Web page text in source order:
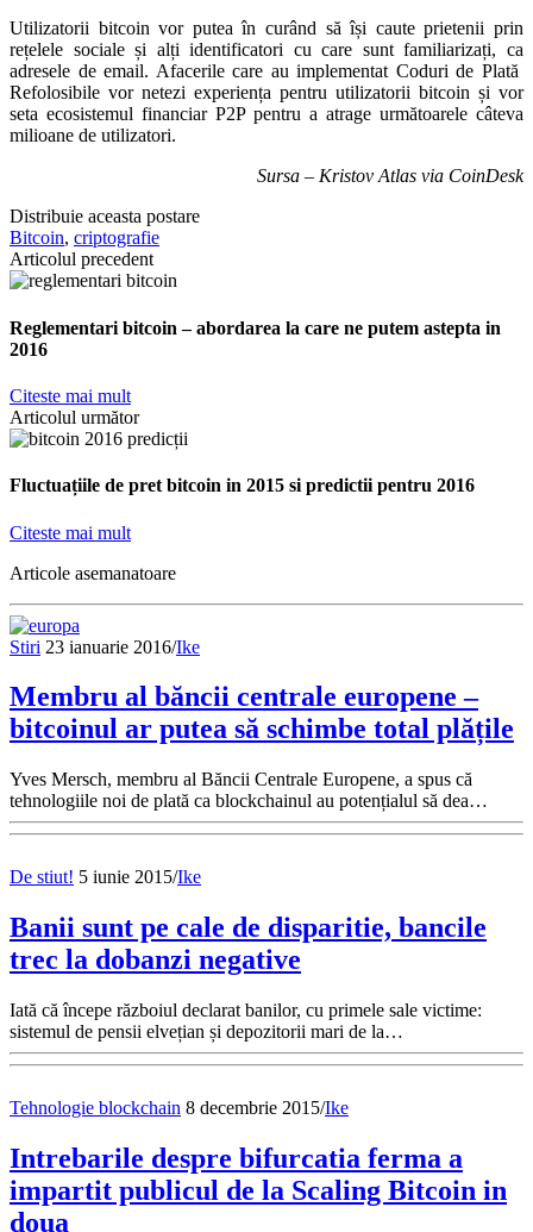
Utilizatorii bitcoin vor putea în curând să își caute prietenii prin
rețelele sociale și alți identificatori cu care sunt familiarizați, ca
adresele de email. Afacerile care au implementat Coduri de Plată
Refolosibile vor netezi experiența pentru utilizatorii bitcoin și vor
seta ecosistemul financiar P2P pentru a atrage următoarele câteva
milioane de utilizatori.
Sursa – Kristov Atlas via CoinDesk
Distribuie aceasta postare
Bitcoin, criptografie
Articolul precedent
Reglementari bitcoin – abordarea la care ne putem astepta in
2016
Citeste mai mult
Articolul următor
Fluctuațiile de pret bitcoin in 2015 si predictii pentru 2016
Citeste mai mult
Articole asemanatoare
Stiri 23 ianuarie 2016/Ike
Membru al băncii centrale europene –
bitcoinul ar putea să schimbe total plățile
Yves Mersch, membru al Băncii Centrale Europene, a spus că
tehnologiile noi de plată ca blockchainul au potențialul să dea…
De stiut! 5 iunie 2015/Ike
Banii sunt pe cale de disparitie, bancile
trec la dobanzi negative
Iată că începe războiul declarat banilor, cu primele sale victime:
sistemul de pensii elvețian și depozitorii mari de la…
Tehnologie blockchain 8 decembrie 2015/Ike
Intrebarile despre bifurcatia ferma a
impartit publicul de la Scaling Bitcoin in
doua